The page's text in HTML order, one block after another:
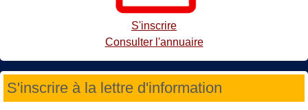
S'inscrire
Consulter l'annuaire
S'inscrire à la lettre d'information